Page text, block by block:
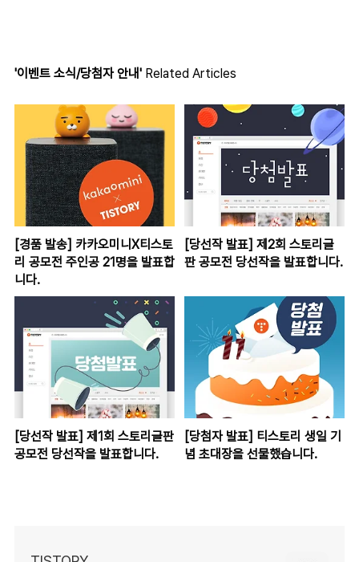
'이벤트 소식/당첨자 안내' Related Articles
[경품 발송] 카카오미니X티스토
리 공모전 주인공 21명을 발표합
니다.
[당선작 발표] 제2회 스토리글
판 공모전 당선작을 발표합니다.
[당선작 발표] 제1회 스토리글판
공모전 당선작을 발표합니다.
[당첨자 발표] 티스토리 생일 기
념 초대장을 선물했습니다.